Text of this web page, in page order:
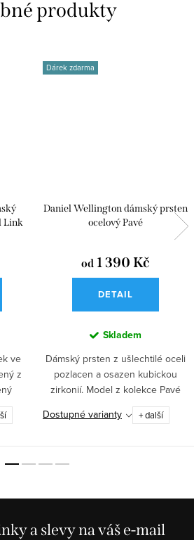
Link
ve
z
Dárek zdarma
Daniel Wellington dámský prsten
ocelový Pavé
od 1 390 Kč
DETAIL
Skladem
Dámský prsten z ušlechtilé oceli
pozlacen a osazen kubickou
zirkonií. Model z kolekce Pavé
Dostupné varianty + další
a slevy na váš e-mail